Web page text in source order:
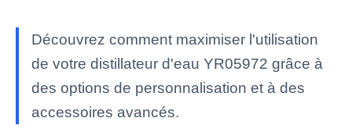
Découvrez comment maximiser l'utilisation
de votre distillateur d'eau YR05972 grâce à
des options de personnalisation et à des
accessoires avancés.